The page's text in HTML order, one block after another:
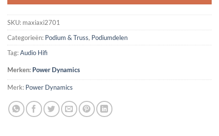
SKU: maxiaxi2701
Categorieën: Podium & Truss, Podiumdelen
Tag:Audio Hifi
Merken: Power Dynamics
Merk: Power Dynamics